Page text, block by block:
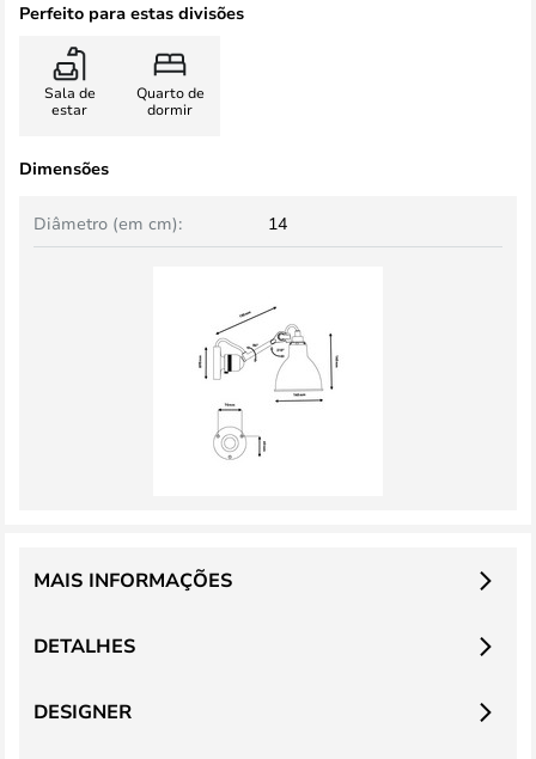
Perfeito para estas divisões
Sala de
estar
Quarto de
dormir
Dimensões
Diâmetro (em cm): 14
DETALHES
MAIS INFORMAÇÕES
DESIGNER